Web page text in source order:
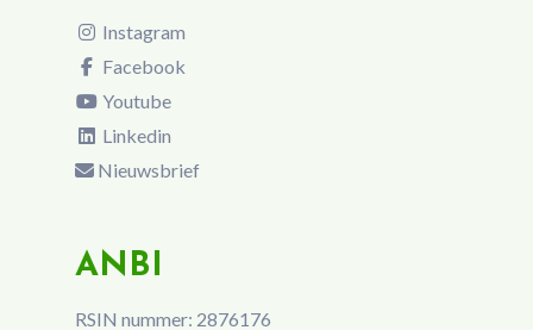
Instagram
Facebook
Youtube
Linkedin
Nieuwsbrief
ANBI
RSIN nummer: 2876176